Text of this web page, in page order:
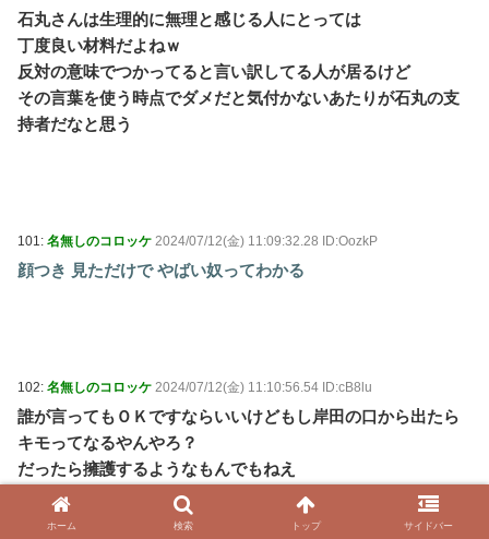
石丸さんは生理的に無理と感じる人にとっては
丁度良い材料だよねｗ
反対の意味でつかってると言い訳してる人が居るけど
その言葉を使う時点でダメだと気付かないあたりが石丸の支
持者だなと思う
101: 名無しのコロッケ 2024/07/12(金) 11:09:32.28 ID:OozkP
顔つき 見ただけで やばい奴ってわかる
102: 名無しのコロッケ 2024/07/12(金) 11:10:56.54 ID:cB8lu
誰が言ってもＯＫですならいいけどもし岸田の口から出たら
キモってなるやんやろ？
だったら擁護するようなもんでもねえ
ホーム 検索 トップ サイドバー